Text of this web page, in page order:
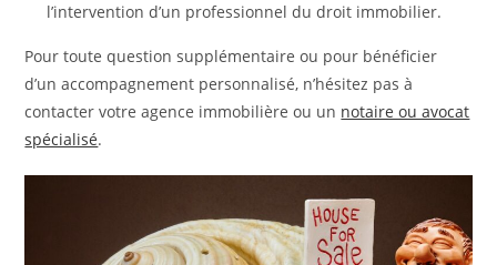
l’intervention d’un professionnel du droit immobilier.
Pour toute question supplémentaire ou pour bénéficier
d’un accompagnement personnalisé, n’hésitez pas à
contacter votre agence immobilière ou un notaire ou avocat
spécialisé.